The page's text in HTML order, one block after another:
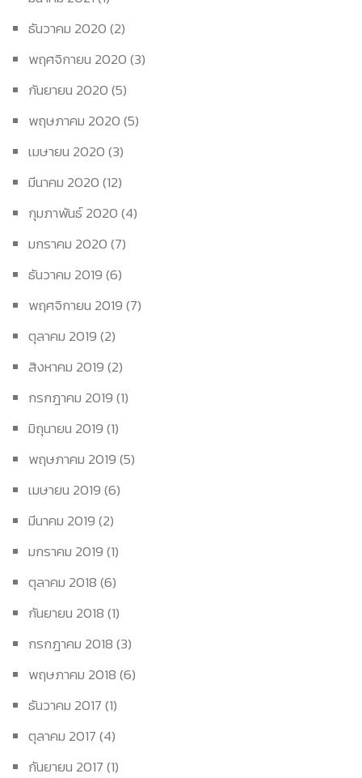
ธันวาคม 2020(2)
พฤศจิกายน 2020(3)
กันยายน 2020(5)
พฤษภาคม 2020(5)
เมษายน 2020(3)
มีนาคม 2020(12)
กุมภาพันธ์ 2020(4)
มกราคม 2020(7)
ธันวาคม 2019(6)
พฤศจิกายน 2019(7)
ตุลาคม 2019(2)
สิงหาคม 2019(2)
กรกฎาคม 2019(1)
มิถุนายน 2019(1)
พฤษภาคม 2019(5)
เมษายน 2019(6)
มีนาคม 2019(2)
มกราคม 2019(1)
ตุลาคม 2018(6)
กันยายน 2018(1)
กรกฎาคม 2018(3)
พฤษภาคม 2018(6)
ธันวาคม 2017(1)
ตุลาคม 2017(4)
กันยายน 2017(1)